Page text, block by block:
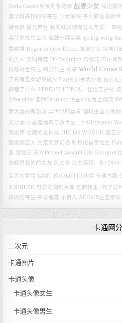
Code Geass 反叛的鲁路修 战舰少女 岸边露伴
魔法科高校的劣等生 少女前线 平凡职业造就
娘女孩 星光舞台 我的妹妹哪有这么可爱！ 哆
莱莎的炼金工房 海贼王娜美篇 spring song
監察課 Regards One Room 魔法少女 宫城良
的男人 交响诗篇 Hi-Evolution 石纪元 田中将
机动战士高达 幽灵公主 彩子 World Cross
了只有乙女游戏破灭Flag的邪恶大小姐 擅长捉
搞错了什么 STREAM HERO!， 怪怪守护神
Afterglow 画师Tsunako 请在伸展台上微笑
梦大雄的新恐龙 异世界四重奏 理科生坠入情网
光沙漏 小恶魔缇莉与救世主！? Alicization
英雄传 七魂的龙神丸 HELLO WORLD 魔王
超级赛亚人 约定的梦幻岛 新世纪福音战士
亚 游戏王 东方Project Assault Lily Bouquet
油瓶是我的前女友 风之谷 公主连结！Re:Dive
宝贝大冒险 LAST EVOLUTION 绊 卡通书籍
A SUILEN 可爱的狗狗头像 无职转生 ~到了异
校的劣等生 来访者篇 小黄人 ACCA13区监察课
卡通网
二次元
卡通图片
卡通头像
卡通头像女生
卡通头像男生